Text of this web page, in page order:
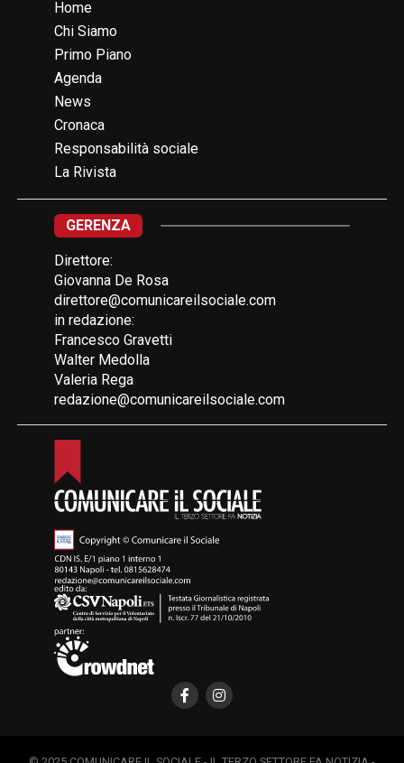
Home
Chi Siamo
Primo Piano
Agenda
News
Cronaca
Responsabilità sociale
La Rivista
GERENZA
Direttore:
Giovanna De Rosa
direttore@comunicareilsociale.com
in redazione:
Francesco Gravetti
Walter Medolla
Valeria Rega
redazione@comunicareilsociale.com